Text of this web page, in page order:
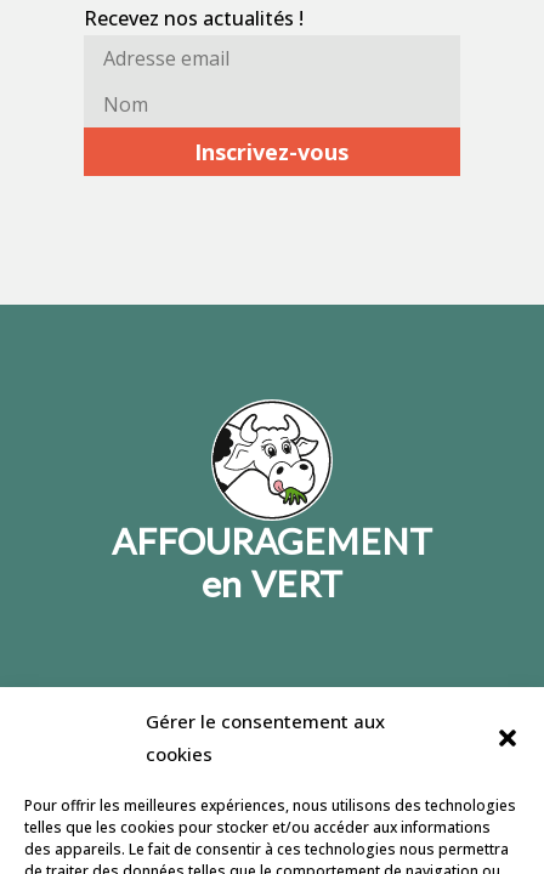
Gérer le consentement aux
cookies
Pour offrir les meilleures expériences, nous utilisons des technologies
telles que les cookies pour stocker et/ou accéder aux informations
des appareils. Le fait de consentir à ces technologies nous permettra
Recevez nos actualités !
Adresse
Nom*
AFFOURAGEMENT
en VERT
Jeulin lance un site dédié à l’affouragement en
vert, son but : informer et accompagner le
nous pour partager et échanger sur notrepage
facebook.